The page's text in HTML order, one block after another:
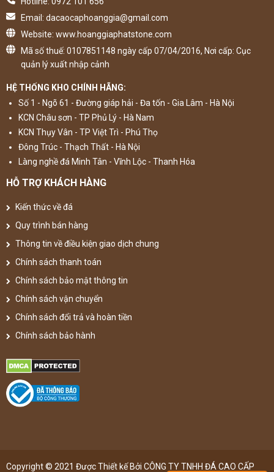
Email: dacaocaphoanggia@gmail.com
Website: www.hoanggiaphatstone.com
Mã số thuế: 0107851148 ngày cấp 07/04/2016, Nơi cấp: Cục
quản lý xuất nhập cảnh
HỆ THỐNG KHO CHÍNH HÃNG:
Số 1 - Ngõ 61 - Đường giáp hải - Đa tốn - Gia Lâm - Hà Nội
KCN Châu sơn - TP Phủ Lý - Hà Nam
KCN Thụy Vân - TP Việt Trì - Phú Thọ
Đông Trúc - Thạch Thất - Hà Nội
Làng nghề đá Minh Tân - Vĩnh Lộc - Thanh Hóa
HỖ TRỢ KHÁCH HÀNG
Kiến thức về đá
Quy trình bán hàng
Thông tin về điều kiện giao dịch chung
Chính sách thanh toán
Chính sách bảo mật thông tin
Chính sách vận chuyển
Chính sách đổi trả và hoàn tiền
Chính sách bảo hành
Copyright © 2021 Được Thiết kế Bởi CÔNG TY TNHH ĐÁ CAO CẤP